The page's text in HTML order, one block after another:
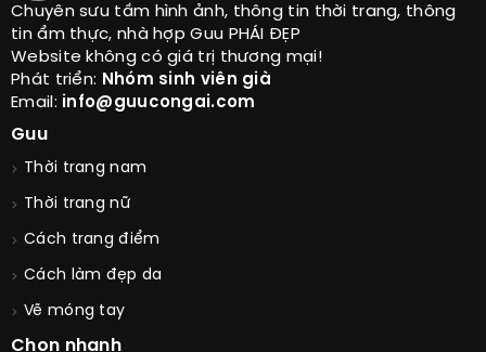
Chuyên sưu tầm hình ảnh, thông tin thời trang, thông
tin ẩm thực, nhà hợp Guu PHÁI ĐẸP
Website không có giá trị thương mại!
Phát triển: Nhóm sinh viên già
Email: info@guucongai.com
Guu
Thời trang nam
Thời trang nữ
Cách trang điểm
Cách làm đẹp da
Vẽ móng tay
Chọn nhanh